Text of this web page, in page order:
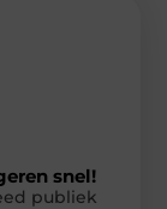
snel!
publiek